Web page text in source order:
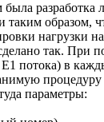
разработка
таким образом,
нагрузки
так. При
потока) в
параметры: